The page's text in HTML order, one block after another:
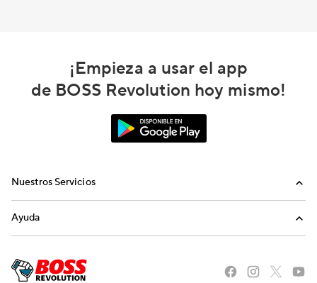
¡Empieza a usar el app
de BOSS Revolution hoy mismo!
Nuestros Servicios
Recargas Internacionales
Ayuda
Envíanos un email